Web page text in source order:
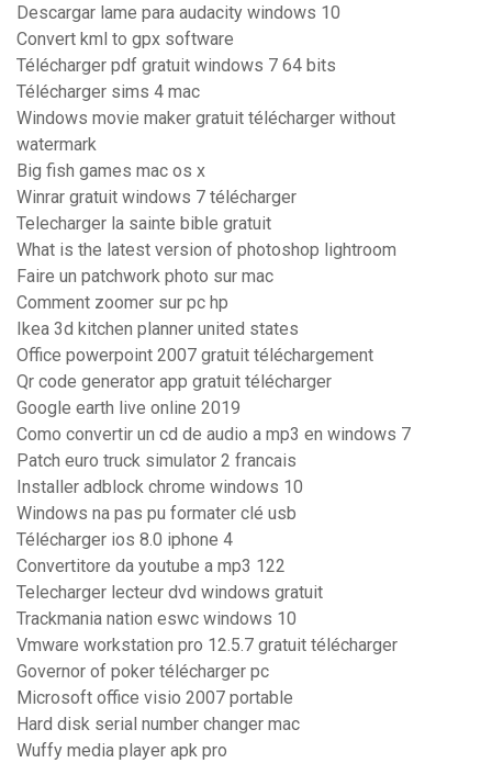
Descargar lame para audacity windows 10
Convert kml to gpx software
Télécharger pdf gratuit windows 7 64 bits
Télécharger sims 4 mac
Windows movie maker gratuit télécharger without
watermark
Big fish games mac os x
Winrar gratuit windows 7 télécharger
Telecharger la sainte bible gratuit
What is the latest version of photoshop lightroom
Faire un patchwork photo sur mac
Comment zoomer sur pc hp
Ikea 3d kitchen planner united states
Office powerpoint 2007 gratuit téléchargement
Qr code generator app gratuit télécharger
Google earth live online 2019
Como convertir un cd de audio a mp3 en windows 7
Patch euro truck simulator 2 francais
Installer adblock chrome windows 10
Windows na pas pu formater clé usb
Télécharger ios 8.0 iphone 4
Convertitore da youtube a mp3 122
Telecharger lecteur dvd windows gratuit
Trackmania nation eswc windows 10
Vmware workstation pro 12.5.7 gratuit télécharger
Governor of poker télécharger pc
Microsoft office visio 2007 portable
Hard disk serial number changer mac
Wuffy media player apk pro